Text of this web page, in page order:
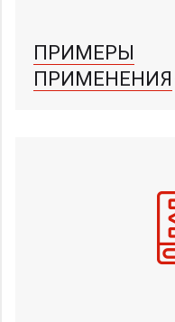
ПРИМЕРЫ
ПРИМЕНЕНИЯ